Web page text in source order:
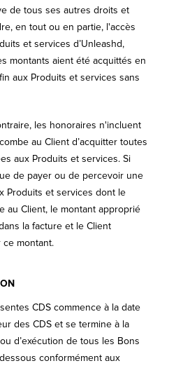
de tous ses autres droits et
en tout ou en partie, l'accès
et services d’Unleashd,
montants aient été acquittés en
aux Produits et services sans
les honoraires n'incluent
au Client d’acquitter toutes
aux Produits et services. Si
de payer ou de percevoir une
Produits et services dont le
au Client, le montant approprié
la facture et le Client
montant.
CDS commence à la date
des CDS et se termine à la
d’exécution de tous les Bons
conformément aux